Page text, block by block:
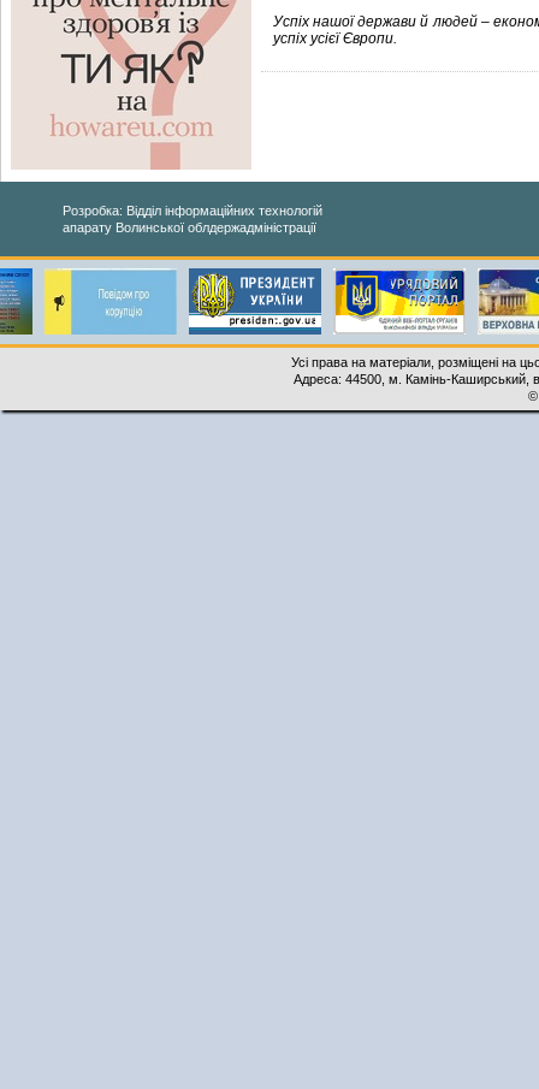
Успіх нашої держави й людей –
успіх усієї Європи.
Розробка: Відділ інформаційних технологій
апарату Волинської облдержадміністрації
Усі права на матеріали, розміщені на
Адреса: 44500, м. Камінь-Каширський,
©